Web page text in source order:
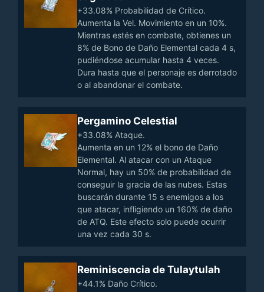
+33.08% Probabilidad de Crítico.
Aumenta la Vel. Movimiento en un 10%.
Mientras estés en combate, obtienes un
8% de Bono de Daño Elemental cada 4 s,
pudiéndose acumular hasta 4 veces.
Dura hasta que el personaje es derrotado
o al abandonar el combate.
Pergamino Celestial
+33.08% Ataque.
Aumenta en un 12% el bono de Daño
Elemental. Al atacar con un Ataque
Normal, hay un 50% de probabilidad de
conseguir la gracia de las nubes. Estas
buscarán durante 15 s enemigos a los
que atacar, infligiendo un 160% de daño
de ATQ. Este efecto solo puede ocurrir
una vez cada 30 s.
Reminiscencia de Tulaytulah
+44.1% Daño Crítico.